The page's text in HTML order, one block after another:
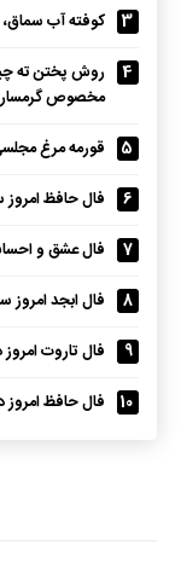
3
کوفته آب
4
روش پختن ته
مخصوص
5
قورمه مرغ
6
فال حافظ امروز سه شنبه
7
فال عشق و احساس
8
فال ابجد امروز سه شنبه 5 اسفند
9
فال تاروت امروز دوشنبه 4 اسفند 1404؛
10
فال حافظ امروز دوشنبه 4